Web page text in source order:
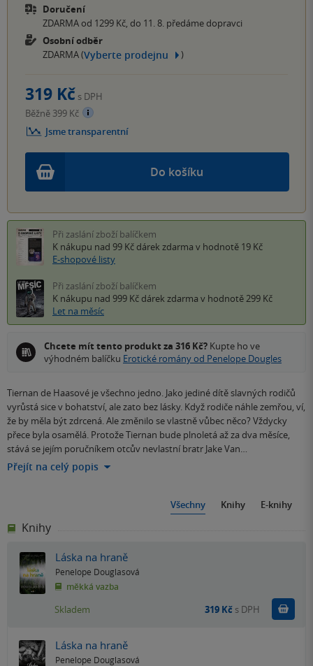
Doručení
ZDARMA od 1299 Kč, do 11. 8. předáme dopravci
Osobní odběr
ZDARMA (Vyberte prodejnu )
Do košíku
319 Kč s DPH
Běžně 399 Kč
Jsme transparentní
Při zaslání zboží balíčkem
K nákupu nad 99 Kč dárek zdarma v hodnotě 19 Kč
E-shopové listy
Při zaslání zboží balíčkem
K nákupu nad 999 Kč dárek zdarma v hodnotě 299 Kč
Let na měsíc
Chcete mít tento produkt za 316 Kč? Kupte ho ve
výhodném balíčku Erotické romány od Penelope Dougles
Tiernan de Haasové je všechno jedno. Jako jediné dítě slavných rodičů
vyrůstá sice v bohatství, ale zato bez lásky. Když rodiče náhle zemřou, ví,
že by měla být zdrcená. Ale změnilo se vlastně vůbec něco? Vždycky
přece byla osamělá. Protože Tiernan bude plnoletá až za dva měsíce,
stává se jejím poručníkem otcův nevlastní bratr Jake Van…
Přejít na celý popis
Všechny Knihy E-knihy
Knihy
Láska na hraně
Penelope Douglasová
měkká vazba
Skladem 319 Kč s DPH
Láska na hraně
Penelope Douglasová